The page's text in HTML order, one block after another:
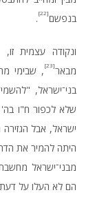
בנפשם[22]
.
ונקודה עצמית
מבאר[23]
, שבימי
בני־ישראל,
שלא לכפור ח"ו בה'
ישראל, אבל הגזירה
היתה להמיר את
מבני־ישראל
הם לא העלו על